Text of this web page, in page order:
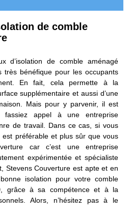
de comble
d’isolation de comble aménagé
très bénéfique pour les occupants
En fait, cela permette à la
supplémentaire et aussi d’une
Mais pour y parvenir, il est
fassiez appel à une entreprise
de travail. Dans ce cas, si vous
est préférable et plus sûr que vous
car c’est une entreprise
expérimentée et spécialiste
Stevens Couverture est apte et en
isolation pour votre comble
grâce à sa compétence et à la
Alors, n’hésitez pas à le